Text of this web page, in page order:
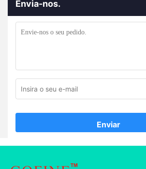
Envia-nos.
Enviar